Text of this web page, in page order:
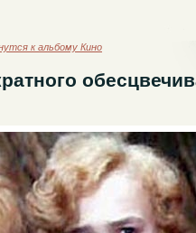
к альбому Кино